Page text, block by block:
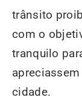
trânsito
com o
tranquilo
cidade.